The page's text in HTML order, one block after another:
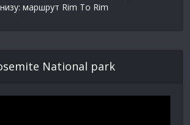
маршрут Rim To Rim
National park